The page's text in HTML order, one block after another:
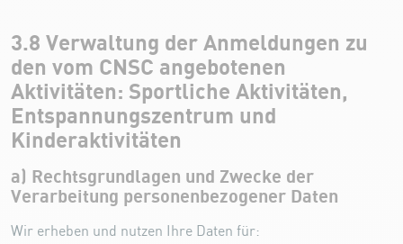
3.8 Verwaltung der Anmeldungen zu
den vom CNSC angebotenen
Aktivitäten: Sportliche Aktivitäten,
Entspannungszentrum und
Kinderaktivitäten
a) Rechtsgrundlagen und Zwecke der
Verarbeitung personenbezogener Daten
Wir erheben und nutzen Ihre Daten für: